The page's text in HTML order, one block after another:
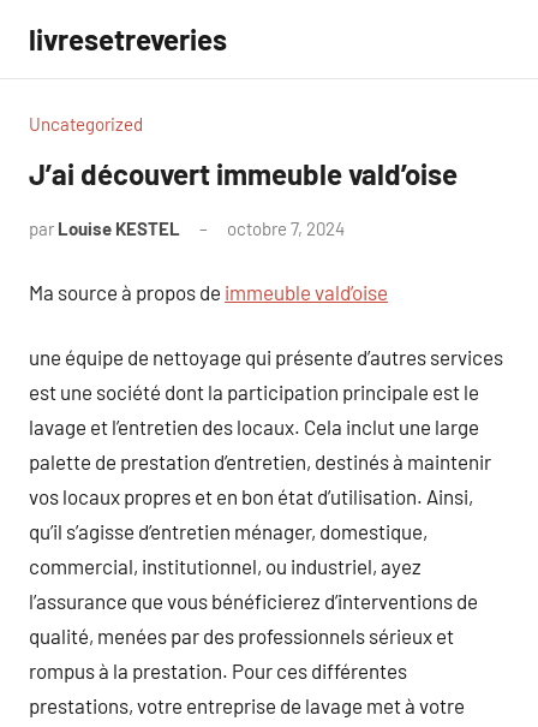
contenu
livresetreveries
Uncategorized
J’ai découvert immeuble vald’oise
par Louise KESTEL octobre 7, 2024
Ma source à propos de immeuble vald’oise
une équipe de nettoyage qui présente d’autres services
est une société dont la participation principale est le
lavage et l’entretien des locaux. Cela inclut une large
palette de prestation d’entretien, destinés à maintenir
vos locaux propres et en bon état d’utilisation. Ainsi,
qu’il s’agisse d’entretien ménager, domestique,
commercial, institutionnel, ou industriel, ayez
l’assurance que vous bénéficierez d’interventions de
qualité, menées par des professionnels sérieux et
rompus à la prestation. Pour ces différentes
prestations, votre entreprise de lavage met à votre